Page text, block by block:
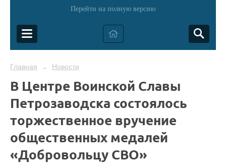
Перейти на полную версию
Главная → Новости
В Центре Воинской Славы
Петрозаводска состоялось
торжественное вручение
общественных медалей
«Добровольцу СВО»